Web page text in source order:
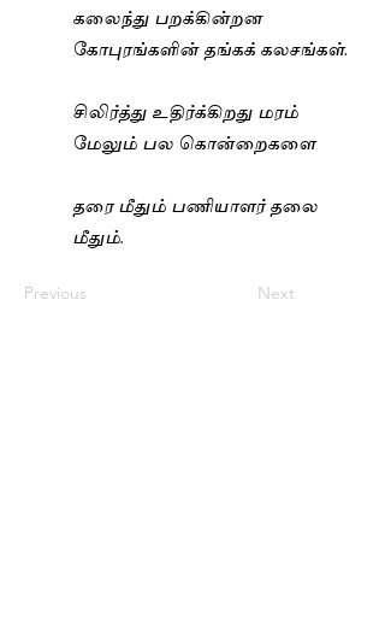
கலைந்து பறக்கின்றன
கோபுரங்களின் தங்கக் கலசங்கள்.
சிலிர்த்து உதிர்க்கிறது மரம்
மேலும் பல கொன்றைகளை
தரை மீதும் பணியாளர் தலை
மீதும்.
Previous Next